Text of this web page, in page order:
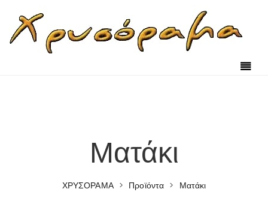
Ματάκι
ΧΡΥΣΟΡΑΜΑ > Προϊόντα > Ματάκι